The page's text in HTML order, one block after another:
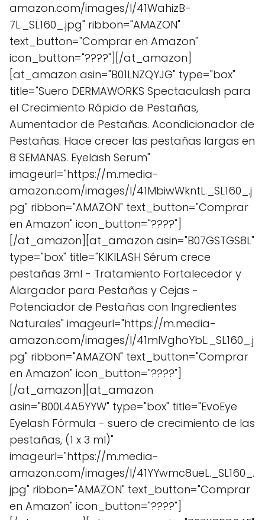
amazon.com/images/I/41WahizB-
7L._SL160_.jpg" ribbon="AMAZON"
text_button="Comprar en Amazon"
icon_button="????"][/at_amazon]
[at_amazon asin="B01LNZQYJG" type="box"
title="Suero DERMAWORKS Spectaculash para
el Crecimiento Rápido de Pestañas,
Aumentador de Pestañas. Acondicionador de
Pestañas. Hace crecer las pestañas largas en
8 SEMANAS. Eyelash Serum"
imageurl="https://m.media-
amazon.com/images/I/41MbiwWkntL._SL160_.j
pg" ribbon="AMAZON" text_button="Comprar
en Amazon" icon_button="????"]
[/at_amazon][at_amazon asin="B07GSTGS8L"
type="box" title="KIKILASH Sérum crece
pestañas 3ml - Tratamiento Fortalecedor y
Alargador para Pestañas y Cejas -
Potenciador de Pestañas con Ingredientes
Naturales" imageurl="https://m.media-
amazon.com/images/I/41mlVghoYbL._SL160_.j
pg" ribbon="AMAZON" text_button="Comprar
en Amazon" icon_button="????"]
[/at_amazon][at_amazon
asin="B00L4A5YYW" type="box" title="EvoEye
Eyelash Fórmula - suero de crecimiento de las
pestañas, (1 x 3 ml)"
imageurl="https://m.media-
amazon.com/images/I/41YYwmc8ueL._SL160_.
jpg" ribbon="AMAZON" text_button="Comprar
en Amazon" icon_button="????"]